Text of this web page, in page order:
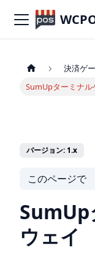
決済ゲ
SumUpターミナル
バージョン: 1.x
このページで
SumUp
ウェイ